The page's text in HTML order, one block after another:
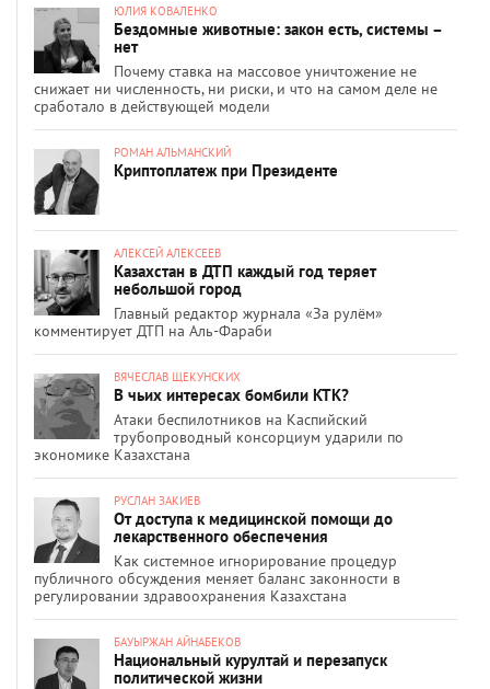
ЮЛИЯ КОВАЛЕНКО
Бездомные животные: закон есть, системы –
нет
Почему ставка на массовое уничтожение не
снижает ни численность, ни риски, и что на самом деле не
сработало в действующей модели
РОМАН АЛЬМАНСКИЙ
Криптоплатеж при Президенте
АЛЕКСЕЙ АЛЕКСЕЕВ
Казахстан в ДТП каждый год теряет
небольшой город
Главный редактор журнала «За рулём»
комментирует ДТП на Аль-Фараби
ВЯЧЕСЛАВ ЩЕКУНСКИХ
В чьих интересах бомбили КТК?
Атаки беспилотников на Каспийский
трубопроводный консорциум ударили по
экономике Казахстана
РУСЛАН ЗАКИЕВ
От доступа к медицинской помощи до
лекарственного обеспечения
Как системное игнорирование процедур
публичного обсуждения меняет баланс законности в
регулировании здравоохранения Казахстана
БАУЫРЖАН АЙНАБЕКОВ
Национальный курултай и перезапуск
политической жизни